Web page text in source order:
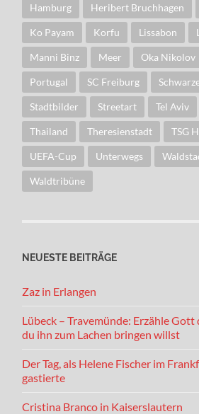
Hamburg Heribert Bruchhagen
Ko Payam Korfu Lissabon
Manni Binz Meer Oka Nikolov
Portugal SC Freiburg
Stadtbilder Streetart Tel Aviv
Thailand Theresienstadt TSG
UEFA-Cup Unterwegs
Waldtribüne
NEUESTE BEITRÄGE
Zaz in Erlangen
Lübeck – Travemünde: Erzähle Gott
du ihn zum Lachen bringen willst
Der Tag, als Helene Fischer im
gastierte
Cristina Branco in Kaiserslautern